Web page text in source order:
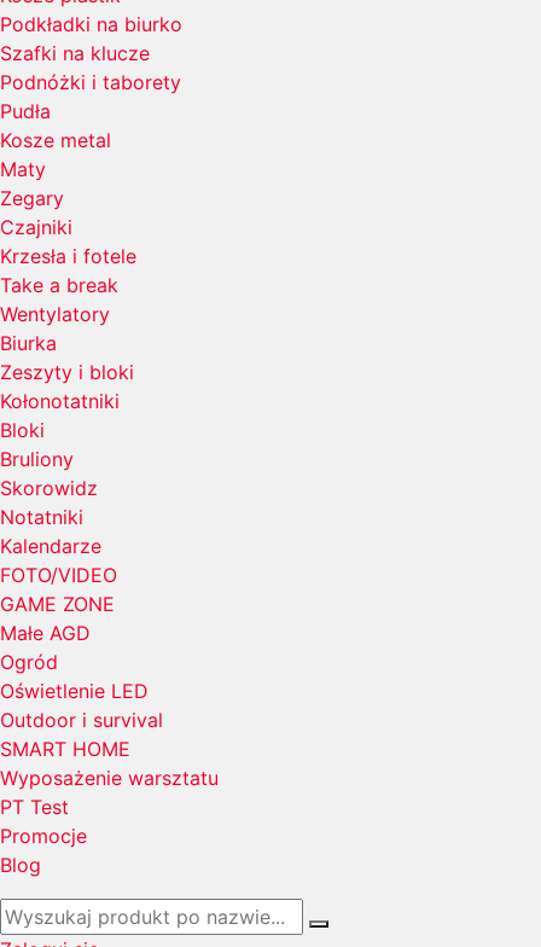
Podkładki na biurko
Szafki na klucze
Podnóżki i taborety
Pudła
Kosze metal
Maty
Zegary
Czajniki
Krzesła i fotele
Take a break
Wentylatory
Biurka
Zeszyty i bloki
Kołonotatniki
Bloki
Bruliony
Skorowidz
Notatniki
Kalendarze
FOTO/VIDEO
GAME ZONE
Małe AGD
Ogród
Oświetlenie LED
Outdoor i survival
SMART HOME
Wyposażenie warsztatu
PT Test
Promocje
Blog